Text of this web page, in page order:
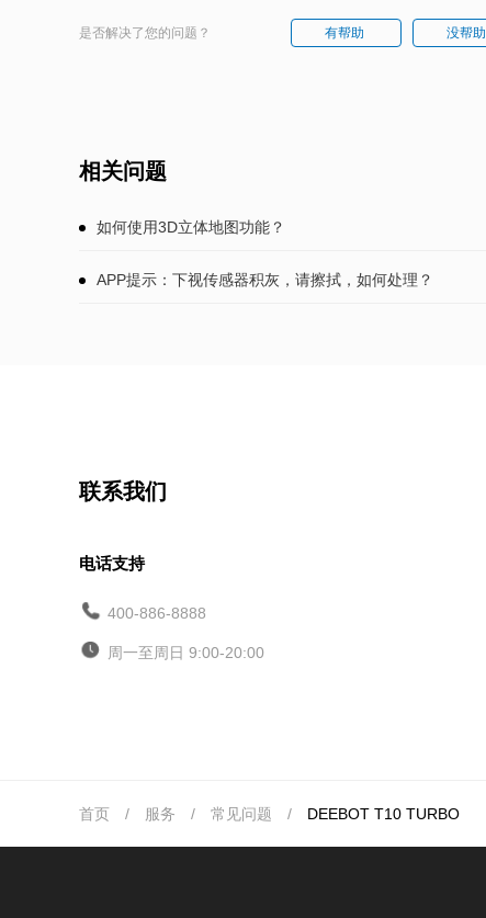
是否解决了您的问题？ 有帮助 没帮助
相关问题
如何使用3D立体地图功能？
APP提示：下视传感器积灰，请擦拭，如何处理？
联系我们
电话支持
400-886-8888
周一至周日 9:00-20:00
首页 / 服务 / 常见问题 / DEEBOT T10 TURBO